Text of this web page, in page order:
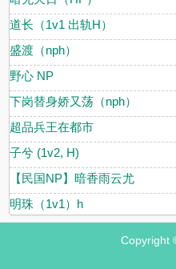
道长（1v1 出轨H）
盛渡（nph）
野心 NP
下岗替身娇又荡（nph）
超品兵王在都市
子兮 (1v2, H)
【民国NP】暗香雨云尤
明珠（1v1）h
Copyright